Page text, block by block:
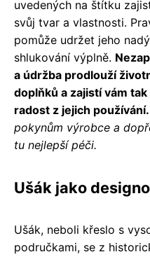
uvedených na štítku
svůj tvar a vlastnosti.
pomůže udržet jeho
shlukování výplně.
a údržba prodlouží
doplňků a zajistí vám
radost z jejich používání.
pokynům výrobce a
tu nejlepší péči.
Ušák jako
Ušák, neboli křeslo s
područkami, se z